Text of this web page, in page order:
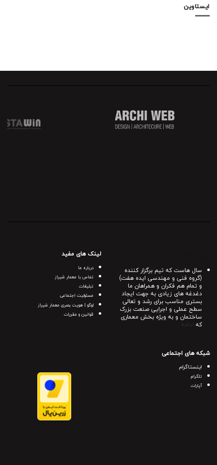
ایستاوین
سال هاست که تیم برگزار کننده
(گروه فنی و مهندسی ایده هفت)
و تمام هم فکران و همراهان ما
دغدغه های زیادی به جهت ایجاد
بستری مناسب برای رشد و تعالی
سطح عملی و اجرایی صنعت بزرک
ساختمان و به ویژه بخش معماری
که
لینک های مفید
درباره ما
تماس با معمار شیراز
تبلیغات
مسئولیت اجتماعی
لوگو | هویت بصری معمار شیراز
قوانین و مقررات
شبکه های اجتماعی
اینستاگرام
تلگرام
آپارات